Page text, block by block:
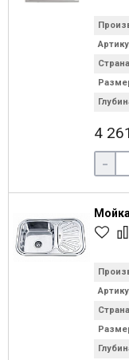
Страна
4
-
Страна